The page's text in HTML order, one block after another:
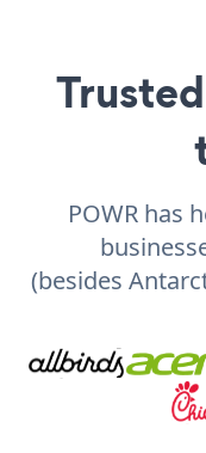
POWR has
(besides